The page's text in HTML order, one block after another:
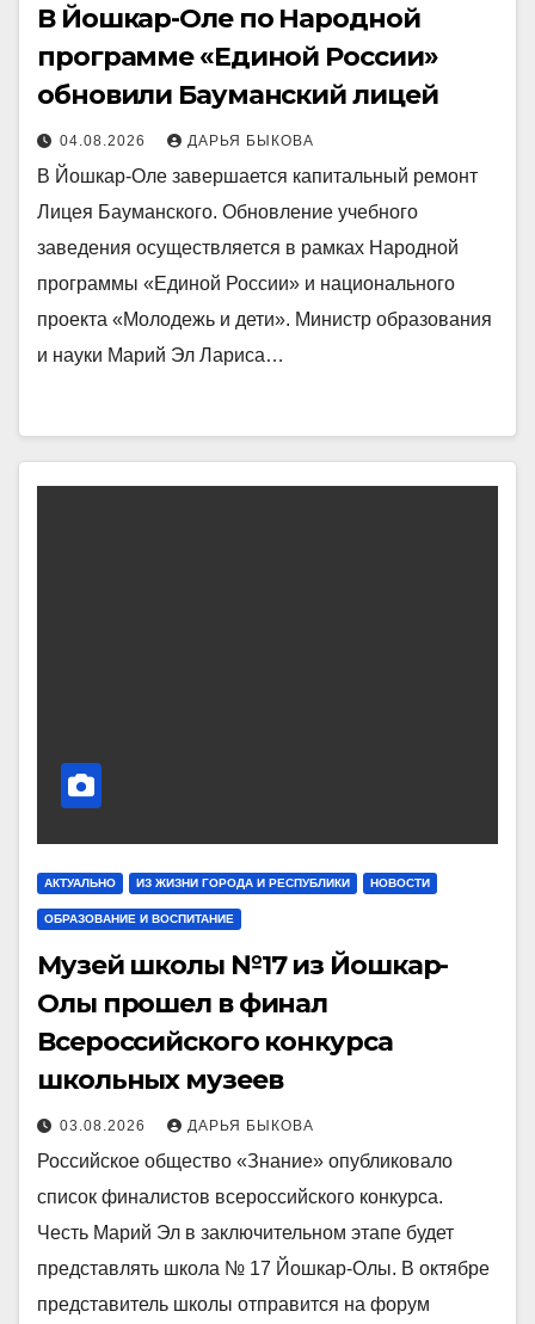
В Йошкар-Оле по Народной
программе «Единой России»
обновили Бауманский лицей
04.08.2026 ДАРЬЯ БЫКОВА
В Йошкар-Оле завершается капитальный ремонт
Лицея Бауманского. Обновление учебного
заведения осуществляется в рамках Народной
программы «Единой России» и национального
проекта «Молодежь и дети». Министр образования
и науки Марий Эл Лариса…
АКТУАЛЬНО ИЗ ЖИЗНИ ГОРОДА И РЕСПУБЛИКИ НОВОСТИ
ОБРАЗОВАНИЕ И ВОСПИТАНИЕ
Музей школы №17 из Йошкар-
Олы прошел в финал
Всероссийского конкурса
школьных музеев
03.08.2026 ДАРЬЯ БЫКОВА
Российское общество «Знание» опубликовало
список финалистов всероссийского конкурса.
Честь Марий Эл в заключительном этапе будет
представлять школа № 17 Йошкар-Олы. В октябре
представитель школы отправится на форум